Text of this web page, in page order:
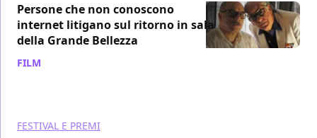
Persone che non conoscono
internet litigano sul ritorno in sala
della Grande Bellezza
FILM
FESTIVAL E PREMI